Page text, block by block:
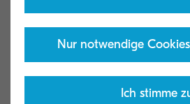
ECOSYS PA2101cx
Nur notwendige
Ich stimme